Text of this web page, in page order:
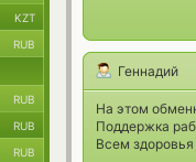
Геннадий
На этом
Поддержка
Всем
KZT
RUB
RUB
RUB
RUB